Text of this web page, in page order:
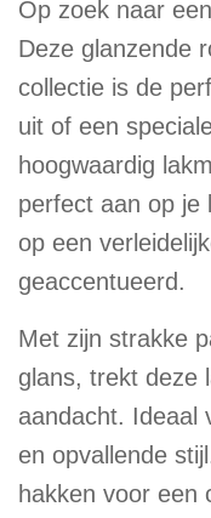
Op zoek naar
Deze glanzende
collectie is de
uit of een
hoogwaardig
perfect aan op je
op een
geaccentueerd.
Met zijn strakke
glans, trekt deze
aandacht. Ideaal
en opvallende
hakken voor een